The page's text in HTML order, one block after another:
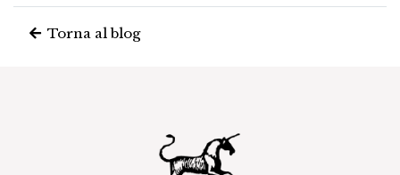
Torna al blog